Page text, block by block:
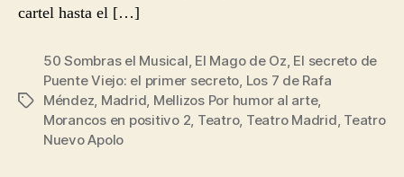
cartel hasta el […]
Etiquetas
50 Sombras el Musical, El Mago de Oz, El secreto de
Puente Viejo: el primer secreto, Los 7 de Rafa
Méndez, Madrid, Mellizos Por humor al arte,
Morancos en positivo 2, Teatro, Teatro Madrid, Teatro
Nuevo Apolo